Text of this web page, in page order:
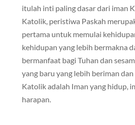
itulah inti paling dasar dari iman
Katolik, peristiwa Paskah
pertama untuk memulai
kehidupan yang lebih bermakna
bermanfaat bagi Tuhan dan
yang baru yang lebih beriman dan
Katolik adalah Iman yang hidup,
harapan.